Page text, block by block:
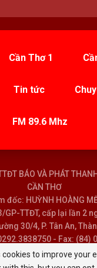
Cần Thơ 1
Tin tức
FM 89.6 Mhz
BÁO VÀ PHÁT
CẦN THƠ
đốc: HUỲNH HOÀNG
GP-TTĐT, cấp lại lần 2
30/4, P. Tân An,
- Fax: (84)
:
to improve your